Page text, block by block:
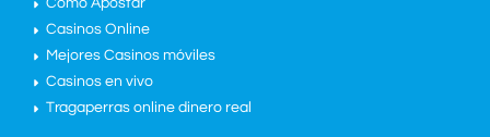
Casinos Online
Mejores Casinos móviles
Casinos en vivo
Tragaperras online dinero real